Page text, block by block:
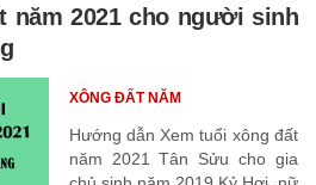
năm 2021 cho người sinh
Hướng dẫn Xem tuổi xông đất
năm 2021 Tân Sửu cho gia
XÔNG ĐẤT NĂM